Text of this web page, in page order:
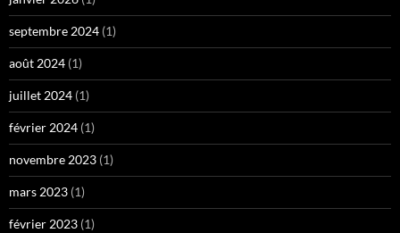
septembre 2024 (1)
août 2024 (1)
juillet 2024 (1)
février 2024 (1)
novembre 2023 (1)
mars 2023 (1)
février 2023 (1)